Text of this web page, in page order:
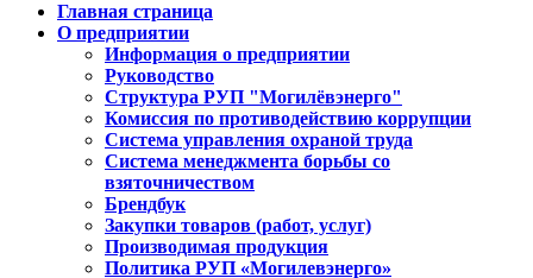
Главная страница
О предприятии
Информация о предприятии
Руководство
Структура РУП "Могилёвэнерго"
Комиссия по противодействию коррупции
Система управления охраной труда
Система менеджмента борьбы со
взяточничеством
Брендбук
Закупки товаров (работ, услуг)
Производимая продукция
Политика РУП «Могилевэнерго»